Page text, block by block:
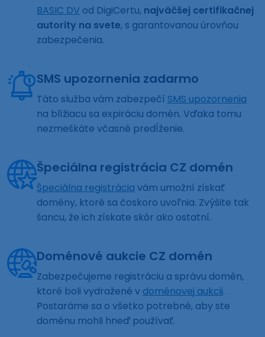
BASIC DV od DigiCertu, najväčšej certifikačnej
autority na svete, s garantovanou úrovňou
zabezpečenia.
SMS upozornenia zadarmo
Táto služba vám zabezpečí SMS upozornenia
na blížiacu sa expiráciu domén. Vďaka tomu
nezmeškáte včasné predĺženie.
Špeciálna registrácia CZ domén
Špeciálna registrácia vám umožní získať
domény, ktoré sa čoskoro uvoľnia. Zvýšite tak
šancu, že ich získate skôr ako ostatní.
Doménové aukcie CZ domén
Zabezpečujeme registráciu a správu domén,
ktoré boli vydražené v doménovej aukcii.
Postaráme sa o všetko potrebné, aby ste
doménu mohli hneď používať.